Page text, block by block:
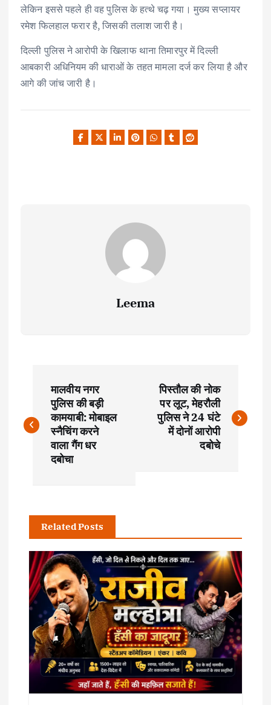
लेकिन इससे पहले ही वह पुलिस के हत्थे चढ़ गया। मुख्य सप्लायर
रमेश फिलहाल फरार है, जिसकी तलाश जारी है।
दिल्ली पुलिस ने आरोपी के खिलाफ थाना तिमारपुर में दिल्ली
आबकारी अधिनियम की धाराओं के तहत मामला दर्ज कर लिया है और
आगे की जांच जारी है।
Leema
o
s
v
g
a
t
मालवीय नगर
पुलिस की बड़ी
कामयाबी: मोबाइल
स्नैचिंग करने
वाला गैंग धर
दबोचा
पिस्तौल की नोक
पर लूट, मेहरौली
पुलिस ने 24 घंटे
में दोनों आरोपी
दबोचे
Related Posts